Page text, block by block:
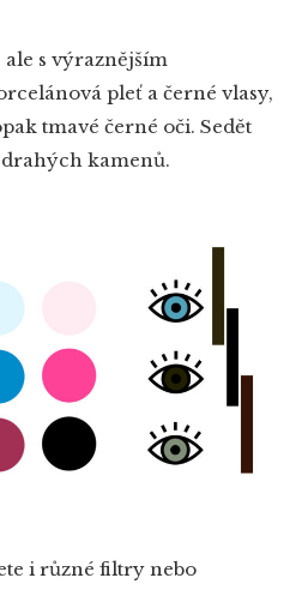
s výraznějším
pleť a černé vlasy,
tmavé černé oči. Sedět
kamenů.
i různé filtry nebo